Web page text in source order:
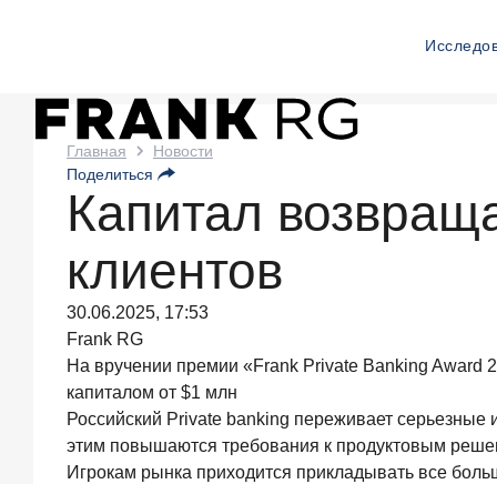
Новости
Frank
RG
Вчера
ИССЛЕДОВАНИЕ
По
итогам
июля
объем
выдач
кредитов
Главная
Новости
Поделиться
Капитал
клиентов
30.06.2025, 17:53
Frank RG
На вручении премии «Frank Private Banking Award
капиталом от $1 млн
Российский Private banking переживает
этим повышаются требования к продуктовым
Игрокам рынка приходится прикладывать все